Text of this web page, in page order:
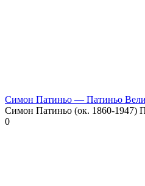
Симон Патиньо — Патиньо
Симон Патиньо (ок. 1860-1947)
0